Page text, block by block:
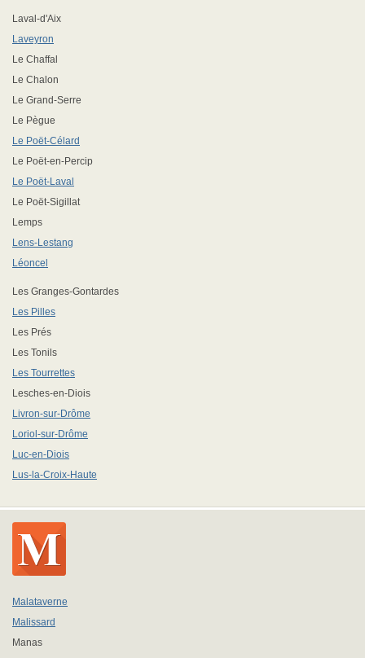
Laval-d'Aix
Laveyron
Le Chaffal
Le Chalon
Le Grand-Serre
Le Pègue
Le Poët-Célard
Le Poët-en-Percip
Le Poët-Laval
Le Poët-Sigillat
Lemps
Lens-Lestang
Léoncel
Les Granges-Gontardes
Les Pilles
Les Prés
Les Tonils
Les Tourrettes
Lesches-en-Diois
Livron-sur-Drôme
Loriol-sur-Drôme
Luc-en-Diois
Lus-la-Croix-Haute
Malataverne
Malissard
Manas